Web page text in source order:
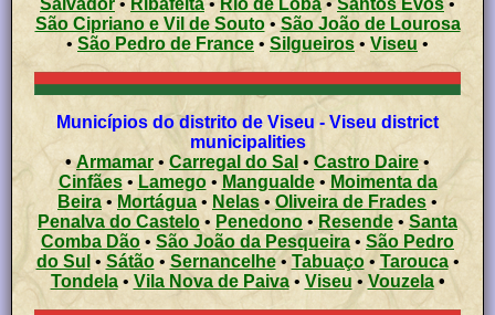
São Cipriano e Vil de Souto•São João de Lourosa
•São Pedro de France • Silgueiros • Viseu •
Municípios do distrito de Viseu - Viseu district
municipalities
• Armamar • Carregal do Sal • Castro Daire•
Cinfães• Lamego• Mangualde• Moimenta da
Beira • Mortágua • Nelas• Oliveira de Frades •
Penalva do Castelo • Penedono • Resende •Santa
Comba Dão • São João da Pesqueira • São Pedro
do Sul • Sátão• Sernancelhe•Tabuaço• Tarouca•
Tondela•Vila Nova de Paiva• Viseu • Vouzela •